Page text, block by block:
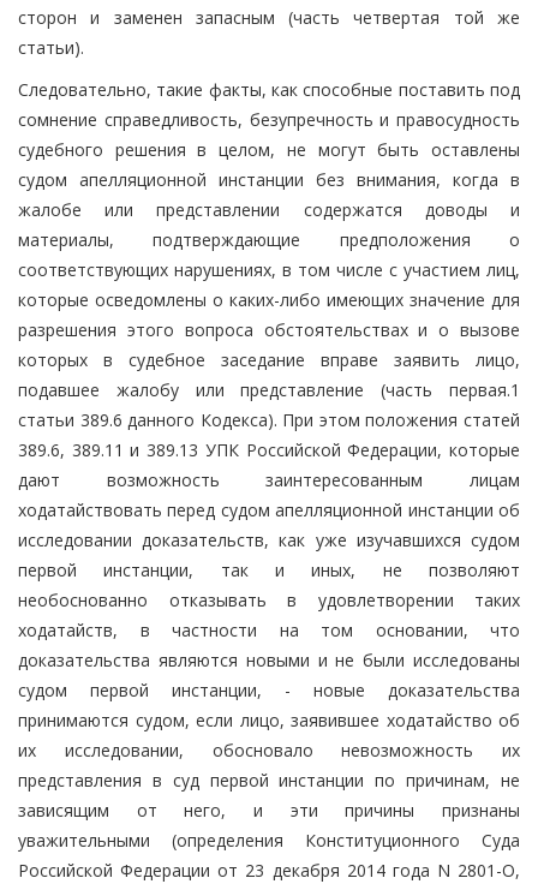
сторон и заменен запасным (часть четвертая той же
статьи).
Следовательно, такие факты, как способные поставить под
сомнение справедливость, безупречность и правосудность
судебного решения в целом, не могут быть оставлены
судом апелляционной инстанции без внимания, когда в
жалобе или представлении содержатся доводы и
материалы, подтверждающие предположения о
соответствующих нарушениях, в том числе с участием лиц,
которые осведомлены о каких-либо имеющих значение для
разрешения этого вопроса обстоятельствах и о вызове
которых в судебное заседание вправе заявить лицо,
подавшее жалобу или представление (часть первая.1
статьи 389.6 данного Кодекса). При этом положения статей
389.6, 389.11 и 389.13 УПК Российской Федерации, которые
дают возможность заинтересованным лицам
ходатайствовать перед судом апелляционной инстанции об
исследовании доказательств, как уже изучавшихся судом
первой инстанции, так и иных, не позволяют
необоснованно отказывать в удовлетворении таких
ходатайств, в частности на том основании, что
доказательства являются новыми и не были исследованы
судом первой инстанции, - новые доказательства
принимаются судом, если лицо, заявившее ходатайство об
их исследовании, обосновало невозможность их
представления в суд первой инстанции по причинам, не
зависящим от него, и эти причины признаны
уважительными (определения Конституционного Суда
Российской Федерации от 23 декабря 2014 года N 2801-О,